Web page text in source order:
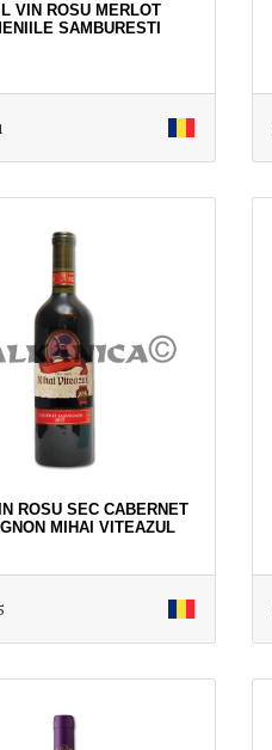
VIN ROSU MERLOT
SAMBURESTI
ROSU SEC CABERNET
MIHAI VITEAZUL